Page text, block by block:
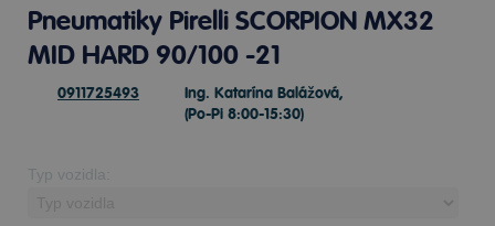
Pneumatiky Pirelli SCORPION MX32
MID HARD 90/100 -21
0911725493
Ing. Katarína Balážová,
(Po-Pi 8:00-15:30)
Typ vozidla: